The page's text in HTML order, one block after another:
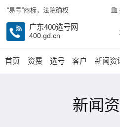
“易号”商标，法院确权
广东400选号网
400.gd.cn
首页 资费 选号 客户 新闻资
新闻